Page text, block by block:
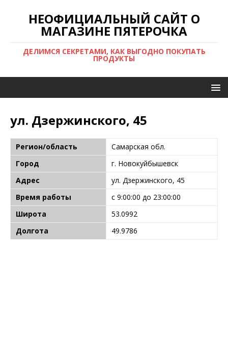
НЕОФИЦИАЛЬНЫЙ САЙТ О
МАГАЗИНЕ ПЯТЕРОЧКА
ДЕЛИМСЯ СЕКРЕТАМИ, КАК ВЫГОДНО ПОКУПАТЬ
ПРОДУКТЫ
ул. Дзержинского, 45
Регион/область
Самарская обл.
Город
г. Новокуйбышевск
Адрес
ул. Дзержинского, 45
Время работы
с 9:00:00 до 23:00:00
Широта
53.0992
Долгота
49.9786